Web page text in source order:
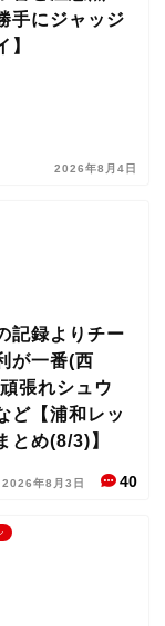
手にジャッジ
】
2026年8月4日
記録よりチー
が一番(西
張れシュウ
ど【浦和レッ
とめ(8/3)】
2026年8月3日 40